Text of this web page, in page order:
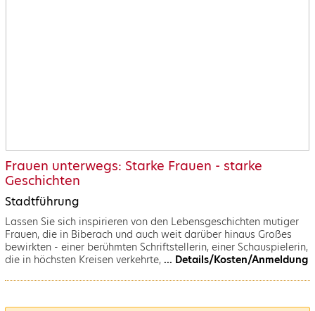
Frauen unterwegs: Starke Frauen - starke
Geschichten
Stadtführung
Lassen Sie sich inspirieren von den Lebensgeschichten mutiger
Frauen, die in Biberach und auch weit darüber hinaus Großes
bewirkten - einer berühmten Schriftstellerin, einer Schauspielerin,
die in höchsten Kreisen verkehrte,... Details/Kosten/Anmeldung